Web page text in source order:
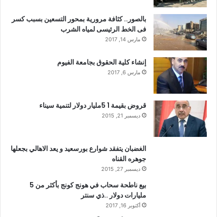
بالصور.. كثافة مرورية بمحور التسعين بسبب كسر
فى الخط الرئيسى لمياه الشرب
مارس 14, 2017
إنشاء كلية الحقوق بجامعة الفيوم
مارس 6, 2017
قروض بقيمة 1 5مليار دولار لتنمية سيناء
ديسمبر 21, 2015
الغضبان يتفقد شوارع بورسعيد و يعد الاهالي بجعلها
جوهره القناه
ديسمبر 27, 2015
بيع ناطحة سحاب في هونج كونج بأكثر من 5
مليارات دولار ..ذي سنتر
أكتوبر 16, 2017